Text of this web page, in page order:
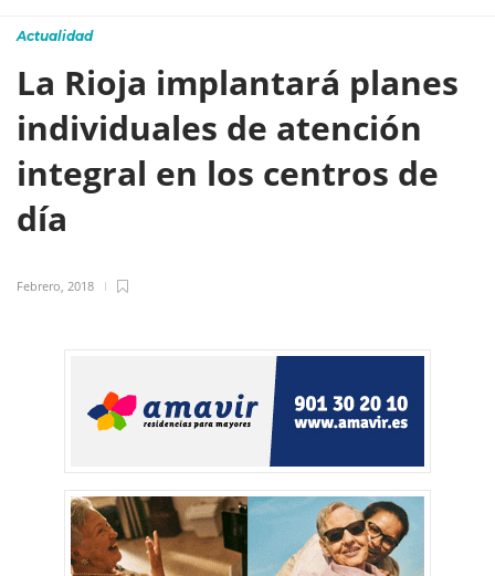
Actualidad
La Rioja implantará planes
individuales de atención
integral en los centros de
día
Febrero, 2018